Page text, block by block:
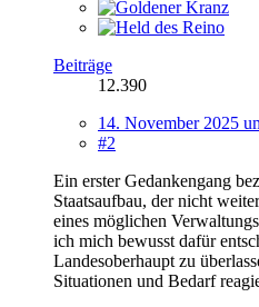
Beiträge
12.390
14. November 2025
#2
Ein erster Gedankengang
Staatsaufbau, der nicht
eines möglichen
ich mich bewusst dafür
Landesoberhaupt zu
Situationen und Bedarf